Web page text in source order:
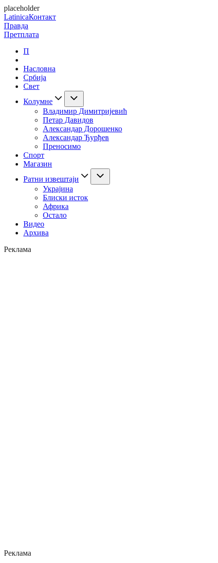
placeholder
LatinicaКонтакт
Правда
Претплата
П
Насловна
Србија
Свет
Колумне
Владимир Димитријевић
Петар Давидов
Александар Дорошенко
Александар Ђурђев
Преносимо
Спорт
Магазин
Ратни извештаји
Украјина
Блиски исток
Африка
Остало
Видео
Архива
Реклама
Реклама